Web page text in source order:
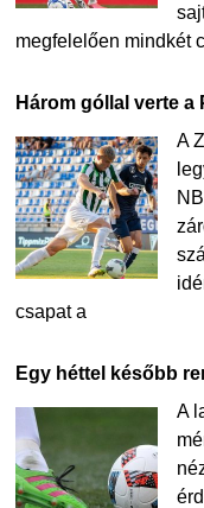
megfelelően mindkét
Három góllal verte a
A
csapat a
Egy héttel később
A